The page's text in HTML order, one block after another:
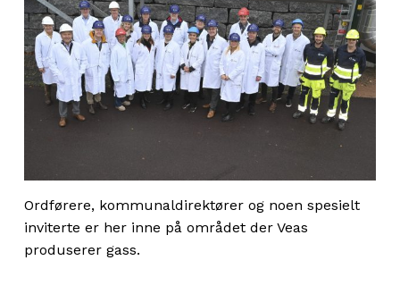
Ordførere, kommunaldirektører og noen spesielt
inviterte er her inne på området der Veas
produserer gass.